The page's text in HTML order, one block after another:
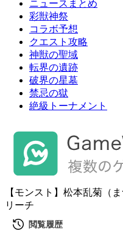
ニュースまとめ
彩獣神祭
コラボ予想
クエスト攻略
神獣の聖域
転界の遺跡
破界の星墓
禁忌の獄
絶級トーナメント
【モンスト】松本乱菊（
リーチ